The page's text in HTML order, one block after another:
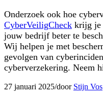
Onderzoek ook hoe
CyberVeiligCheck krijg je
jouw bedrijf beter te
Wij helpen je met
gevolgen van
cyberverzekering. Neem
27 januari 2025/door Stijn Vos